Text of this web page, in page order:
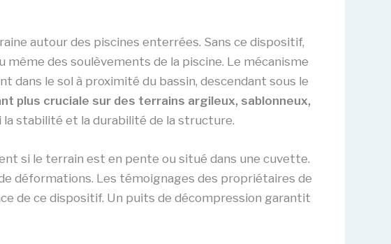
autour des piscines enterrées. Sans ce dispositif,
des soulèvements de la piscine. Le mécanisme
le sol à proximité du bassin, descendant sous le
plus cruciale sur des terrains argileux, sablonneux,
stabilité et la durabilité de la structure.
si le terrain est en pente ou situé dans une cuvette.
déformations. Les témoignages des propriétaires de
de ce dispositif. Un puits de décompression garantit